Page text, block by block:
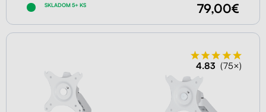
SKLADOM 5+ KS 79,00€
4.83 (75×)